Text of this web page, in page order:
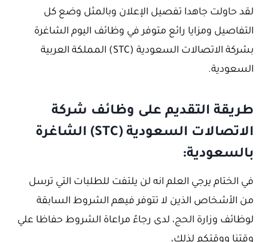
لقد حاولت جاهدا تفصيل الإعلان وبالمثل وضع كل
التفاصيل ومزايا رائع متوفر في وظائف اليوم الشاغرة
بشركة الاتصالات السعودية (STC) المملكة العربية
السعودية.
طريقة التقديم على وظائف شركة
الاتصالات السعودية (STC) الشاغرة
بالسعودية:
في الختام يرجي العلم انه لن يلتفت للطلبات التي ترسل
من الأشخاص الذين لا تتوفر فيهم الشروط السابقة
لوظائف وزارة الحج، لدى رجاءً مراعاة الشروط حفاظا علي
وقتنا ووقتكم لذلك،